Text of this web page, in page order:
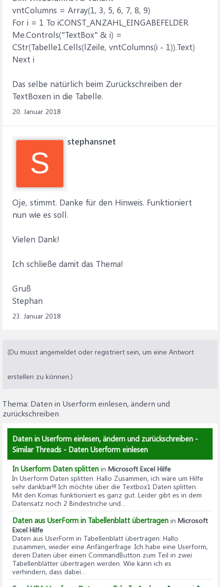
Call EINTRAG_LADEN_UND_ANZEIGEN 'Aufruf der
entsprechenden Verarbeitungsroutine
End Sub
'Diese Ereignisroutine wird beim Anzeigen der UserForm
ausgeführt
Eintrag selektieren
End Sub
Private Sub UserForm_Initialize()
Call LISTE_LADEN_UND_INITIALISIEREN 'Aufruf der
entsprechenden Verarbeitungsroutine
End Sub
'
***********************************************************
*************************************
'
*************************************
'Diese Routine wird aufgerufen um die Liste (ListBox1) zu
leeren, einzustellen und neu zu füllen
Private Sub LISTE_LADEN_UND_INITIALISIEREN()
Dim lZeile As Long
'Alle TextBoxen leer machen
Me.Controls("TextBox" & i) = ""
ListBox1.clear 'Liste leeren
'4 Spalten einrichten
'Spalte 1: Zeilennummer des Datensatzes
'Spalte 2: Name (Spalte A)
'Spalte 3: Telefon (Spalte B)
'Spalte 4: E-Mail (Spalte C)
ListBox1.ColumnCount = 4
'Spaltenbreiten der Liste anpassen (0=ausblenden,
nichts=automatisch)
'";;;"
ListBox1.ColumnWidths = "0;;;"
'Feste Breiten: ListBox1.ColumnWidths = "0;100;100;100"
'Um eine Schleife für alle Datensätze zu erhalten
benötigen wir die letzte verwendete Zeile
lZeileMaximum = ActiveSheet.UsedRange.Rows.Count
vntColumns = Array(1, 3, 5, 6, 7, 8, 9)
For i = 1 To iCONST_ANZAHL_EINGABEFELDER
Me.Controls("TextBox" & i) =
CStr(Tabelle1.Cells(lZeile, vntColumns(i - 1)).Text)
Next i
Das selbe natürlich beim Zurückschreiben der
TextBoxen in die Tabelle.
20. Januar 2018
S
stephansnet
Oje, stimmt. Danke für den Hinweis. Funktioniert
nun wie es soll.
Vielen Dank!
Ich schließe damit das Thema!
Gruß
Stephan
23. Januar 2018
(Du musst angemeldet oder registriert sein, um eine Antwort
erstellen zu können.)
Thema: Daten in Userform einlesen, ändern und
zurückschreiben
Daten in Userform einlesen, ändern und zurückschreiben -
Similar Threads - Daten Userform einlesen
In Userform Daten splitten in Microsoft Excel Hilfe
In Userform Daten splitten: Hallo Zusammen, ich wäre um Hilfe
sehr dankbar!!! Ich möchte über die Textbox1 Daten splitten.
Mit den Komas funktioniert es ganz gut. Leider gibt es in dem
Datensatz noch 2 Bindestriche und...
Daten aus UserForm in Tabellenblatt übertragen in Microsoft
Excel Hilfe
Daten aus UserForm in Tabellenblatt übertragen: Hallo
zusammen, wieder eine Anfängerfrage. Ich habe eine Userform,
deren Daten über einen CommandButton zum Teil in zwei
Tabellenblätter übertragen werden. Wie kann ich es
verhindern, dass dabei...